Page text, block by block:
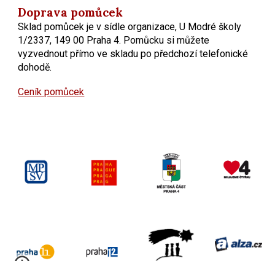
Doprava pomůcek
Sklad pomůcek je v sídle organizace, U Modré školy
1/2337, 149 00 Praha 4. Pomůcku si můžete
vyzvednout přímo ve skladu po předchozí telefonické
dohodě.
Ceník pomůcek